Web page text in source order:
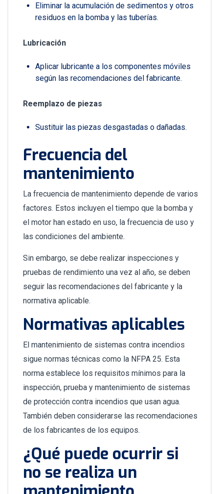
Eliminar la acumulación de sedimentos y otros
residuos en la bomba y las tuberías.
Lubricación
Aplicar lubricante a los componentes móviles
según las recomendaciones del fabricante.
Reemplazo de piezas
Sustituir las piezas desgastadas o dañadas.
Frecuencia del
mantenimiento
La frecuencia de mantenimiento depende de varios
factores. Estos incluyen el tiempo que la bomba y
el motor han estado en uso, la frecuencia de uso y
las condiciones del ambiente.
Sin embargo, se debe realizar inspecciones y
pruebas de rendimiento una vez al año, se deben
seguir las recomendaciones del fabricante y la
normativa aplicable.
Normativas aplicables
El mantenimiento de sistemas contra incendios
sigue normas técnicas como la NFPA 25. Esta
norma establece los requisitos mínimos para la
inspección, prueba y mantenimiento de sistemas
de protección contra incendios que usan agua.
También deben considerarse las recomendaciones
de los fabricantes de los equipos.
¿Qué puede ocurrir si
no se realiza un